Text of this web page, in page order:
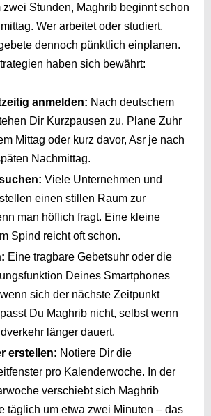
Stunden, Maghrib beginnt schon
Wer arbeitet oder studiert,
dennoch pünktlich einplanen.
haben sich bewährt:
anmelden: Nach deutschem
Dir Kurzpausen zu. Plane Zuhr
Mittag oder kurz davor, Asr je nach
Nachmittag.
Viele Unternehmen und
einen stillen Raum zur
man höflich fragt. Eine kleine
Spind reicht oft schon.
Eine tragbare Gebetsuhr oder die
Deines Smartphones
sich der nächste Zeitpunkt
Du Maghrib nicht, selbst wenn
länger dauert.
erstellen: Notiere Dir die
pro Kalenderwoche. In der
verschiebt sich Maghrib
täglich um etwa zwei Minuten – das